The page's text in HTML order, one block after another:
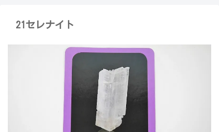
21セレナイト